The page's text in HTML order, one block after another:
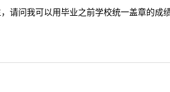
问我可以用毕业之前学校统一盖章的成